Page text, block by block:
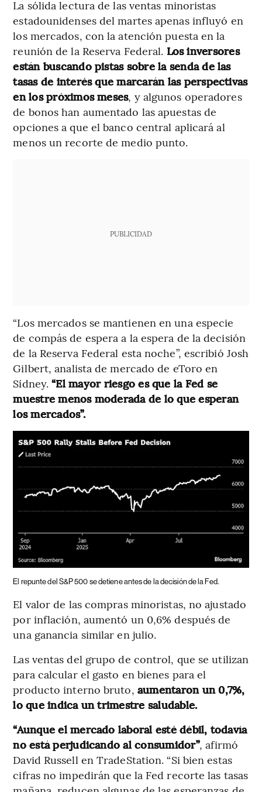
La sólida lectura de las ventas minoristas
estadounidenses del martes apenas influyó en
los mercados, con la atención puesta en la
reunión de la Reserva Federal. Los inversores
están buscando pistas sobre la senda de las
tasas de interés que marcarán las perspectivas
en los próximos meses, y algunos operadores
de bonos han aumentado las apuestas de
opciones a que el banco central aplicará al
menos un recorte de medio punto.
PUBLICIDAD
“Los mercados se mantienen en una especie
de compás de espera a la espera de la decisión
de la Reserva Federal esta noche”, escribió Josh
Gilbert, analista de mercado de eToro en
Sídney.“El mayor riesgo es que la Fed se
muestre menos moderada de lo que esperan
los mercados”.
El repunte del S&P 500 se detiene antes de la decisión de la Fed.
El valor de las compras minoristas, no ajustado
por inflación, aumentó un 0,6% después de
una ganancia similar en julio.
Las ventas del grupo de control, que se utilizan
para calcular el gasto en bienes para el
producto interno bruto, aumentaron un 0,7%,
lo que indica un trimestre saludable.
“Aunque el mercado laboral esté débil, todavía
no está perjudicando al consumidor”, afirmó
David Russell en TradeStation. “Si bien estas
cifras no impedirán que la Fed recorte las tasas